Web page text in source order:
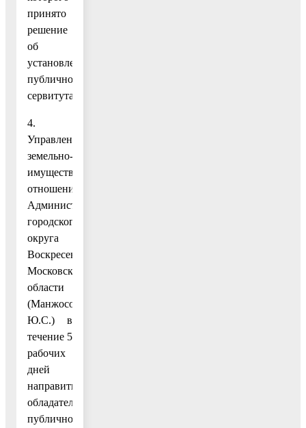
принято
решение
об
установлении
публичного
сервитута.
4.
Управлению
земельно-
имущественных
отношений
Администрации
городского
округа
Воскресенск
Московской
области
(Манжосова
Ю.С.) в
течение 5
рабочих
дней
направить
обладателю
публичного